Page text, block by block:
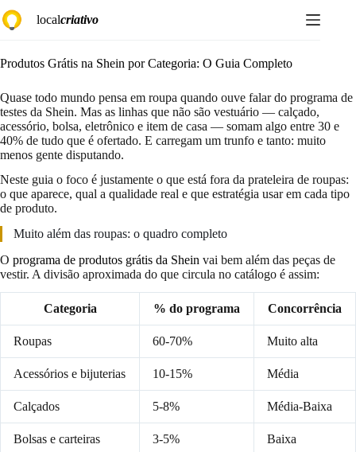
para
localcriativo
Produtos Grátis na Shein por Categoria: O Guia Completo
Quase todo mundo pensa em roupa quando ouve falar do programa de
testes da Shein. Mas as linhas que não são vestuário — calçado,
acessório, bolsa, eletrônico e item de casa — somam algo entre 30 e
40% de tudo que é ofertado. E carregam um trunfo e tanto: muito
menos gente disputando.
Neste guia o foco é justamente o que está fora da prateleira de roupas:
o que aparece, qual a qualidade real e que estratégia usar em cada tipo
de produto.
Muito além das roupas: o quadro completo
O programa de produtos grátis da Shein vai bem além das peças de
vestir. A divisão aproximada do que circula no catálogo é assim:
Categoria % do programa Concorrência
Roupas 60-70% Muito alta
Acessórios e bijuterias 10-15% Média
Calçados 5-8% Média-Baixa
Bolsas e carteiras 3-5% Baixa